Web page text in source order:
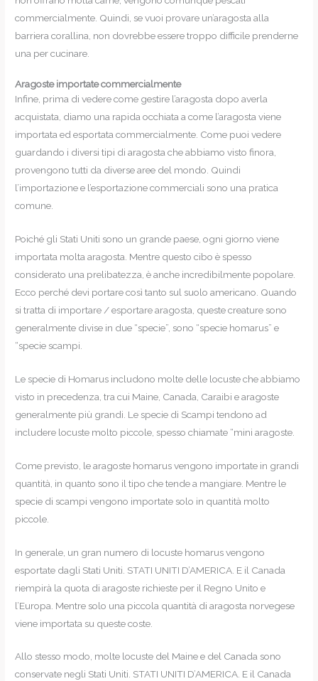
commercialmente. Quindi, se vuoi provare un’aragosta alla
barriera corallina, non dovrebbe essere troppo difficile prenderne
una per cucinare.
Aragoste importate commercialmente
Infine, prima di vedere come gestire l’aragosta dopo averla
acquistata, diamo una rapida occhiata a come l’aragosta viene
importata ed esportata commercialmente. Come puoi vedere
guardando i diversi tipi di aragosta che abbiamo visto finora,
provengono tutti da diverse aree del mondo. Quindi
l’importazione e l’esportazione commerciali sono una pratica
comune.
Poiché gli Stati Uniti sono un grande paese, ogni giorno viene
importata molta aragosta. Mentre questo cibo è spesso
considerato una prelibatezza, è anche incredibilmente popolare.
Ecco perché devi portare così tanto sul suolo americano. Quando
si tratta di importare / esportare aragosta, queste creature sono
generalmente divise in due “specie”, sono “specie homarus” e
“specie scampi.
Le specie di Homarus includono molte delle locuste che abbiamo
visto in precedenza, tra cui Maine, Canada, Caraibi e aragoste
generalmente più grandi. Le specie di Scampi tendono ad
includere locuste molto piccole, spesso chiamate “mini aragoste.
Come previsto, le aragoste homarus vengono importate in grandi
quantità, in quanto sono il tipo che tende a mangiare. Mentre le
specie di scampi vengono importate solo in quantità molto
piccole.
In generale, un gran numero di locuste homarus vengono
esportate dagli Stati Uniti. STATI UNITI D’AMERICA. E il Canada
riempirà la quota di aragoste richieste per il Regno Unito e
l’Europa. Mentre solo una piccola quantità di aragosta norvegese
viene importata su queste coste.
Allo stesso modo, molte locuste del Maine e del Canada sono
conservate negli Stati Uniti. STATI UNITI D’AMERICA. E il Canada